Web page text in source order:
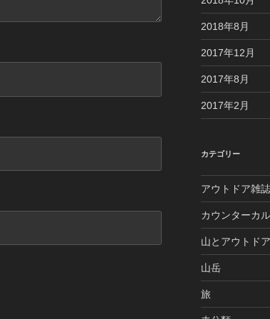
2018年8月
2017年12月
2017年8月
2017年2月
カテゴリー
アウトドア雑
カウンターカ
山とアウトドア
山岳
旅